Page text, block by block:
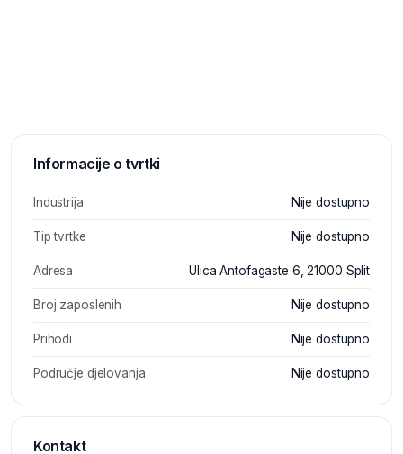
Informacije o tvrtki
Industrija Nije dostupno
Tip tvrtke Nije dostupno
Adresa Ulica Antofagaste 6, 21000 Split
Broj zaposlenih Nije dostupno
Prihodi Nije dostupno
Područje djelovanja Nije dostupno
Kontakt